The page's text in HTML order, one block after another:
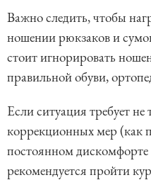
Важно следить, чтобы
ношении рюкзаков и
стоит игнорировать
правильной обуви,
Если ситуация требует
коррекционных мер (как
постоянном
рекомендуется пройти